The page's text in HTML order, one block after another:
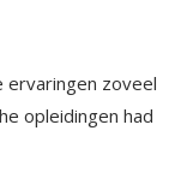
ervaringen zoveel
opleidingen had